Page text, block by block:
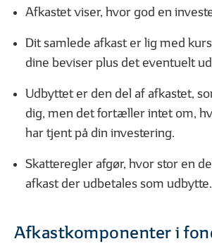
Afkastet viser, hvor god en
Dit samlede afkast er lig med
dine beviser plus det eventuelt
Udbyttet er den del af afkastet,
dig, men det fortæller intet om,
har tjent på din investering.
Skatteregler afgør, hvor stor en
afkast der udbetales som udbytte.
Afkastkomponenter i